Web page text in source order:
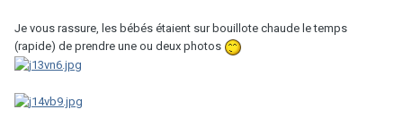
Je vous rassure, les bébés étaient sur bouillote chaude le temps
(rapide) de prendre une ou deux photos